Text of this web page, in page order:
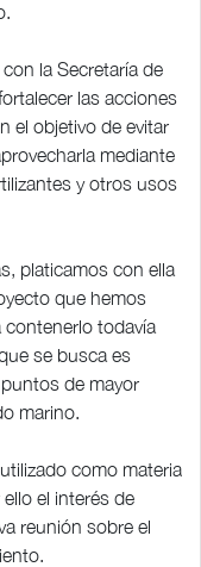
la Secretaría de
las acciones
el objetivo de evitar
mediante
y otros usos
platicamos con ella
que hemos
contenerlo todavía
se busca es
de mayor
marino.
como materia
el interés de
reunión sobre el